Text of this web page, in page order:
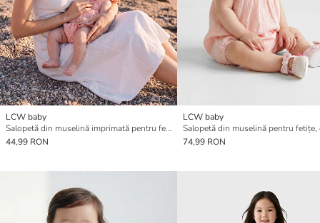
LCW baby
Salopetă din muselină imprimată pentru fetițe, cu guler Peter Pan cu volane
44,99 RON
LCW baby
74,99 RON